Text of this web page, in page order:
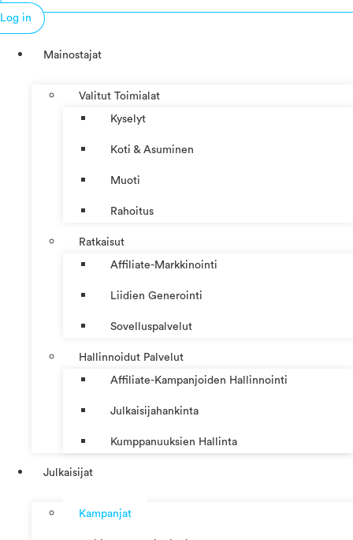
Log in
Mainostajat
Valitut Toimialat
Kyselyt
Koti & Asuminen
Muoti
Rahoitus
Ratkaisut
Affiliate-Markkinointi
Liidien Generointi
Sovelluspalvelut
Hallinnoidut Palvelut
Affiliate-Kampanjoiden Hallinnointi
Julkaisijahankinta
Kumppanuuksien Hallinta
Julkaisijat
Kampanjat